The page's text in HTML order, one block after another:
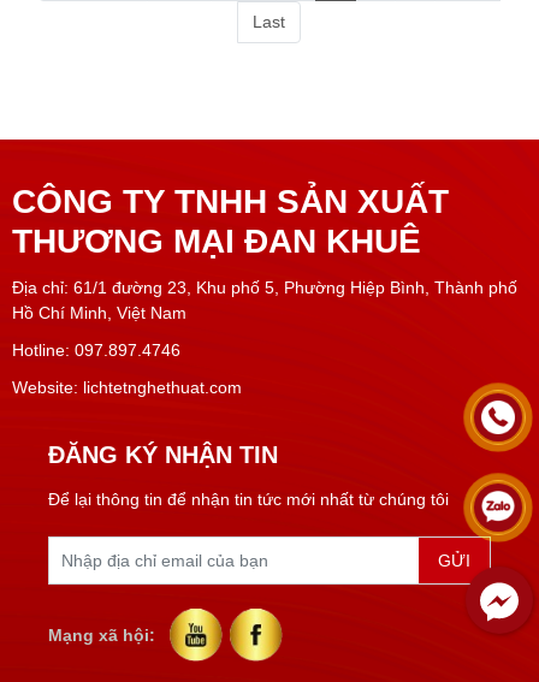
Last
CÔNG TY TNHH SẢN XUẤT
THƯƠNG MẠI ĐAN KHUÊ
Địa chỉ: 61/1 đường 23, Khu phố 5, Phường Hiệp Bình, Thành phố
Hồ Chí Minh, Việt Nam
Hotline: 097.897.4746
Website: lichtetnghethuat.com
ĐĂNG KÝ NHẬN TIN
Để lại thông tin để nhận tin tức mới nhất từ chúng tôi
Mạng xã hội: